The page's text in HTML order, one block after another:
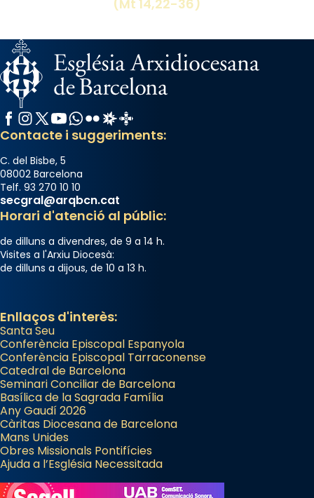
(Mt 14,22-36)
Facebook
Instagram
X / Twitter
YouTube
WhatsApp
FlickrRadio Estel
Catalunya Cristiana
Contacte i suggeriments:
C. del Bisbe, 5
08002 Barcelona
Telf. 93 270 10 10
secgral@arqbcn.cat
Horari d'atenció al públic:
de dilluns a divendres, de 9 a 14 h.
Visites a l'Arxiu Diocesà:
de dilluns a dijous, de 10 a 13 h.
Enllaços d'interès:
Santa Seu
Conferència Episcopal Espanyola
Conferència Episcopal Tarraconense
Catedral de Barcelona
Seminari Conciliar de Barcelona
Basílica de la Sagrada Família
Any Gaudí 2026
Càritas Diocesana de Barcelona
Mans Unides
Obres Missionals Pontifícies
Ajuda a l’Església Necessitada